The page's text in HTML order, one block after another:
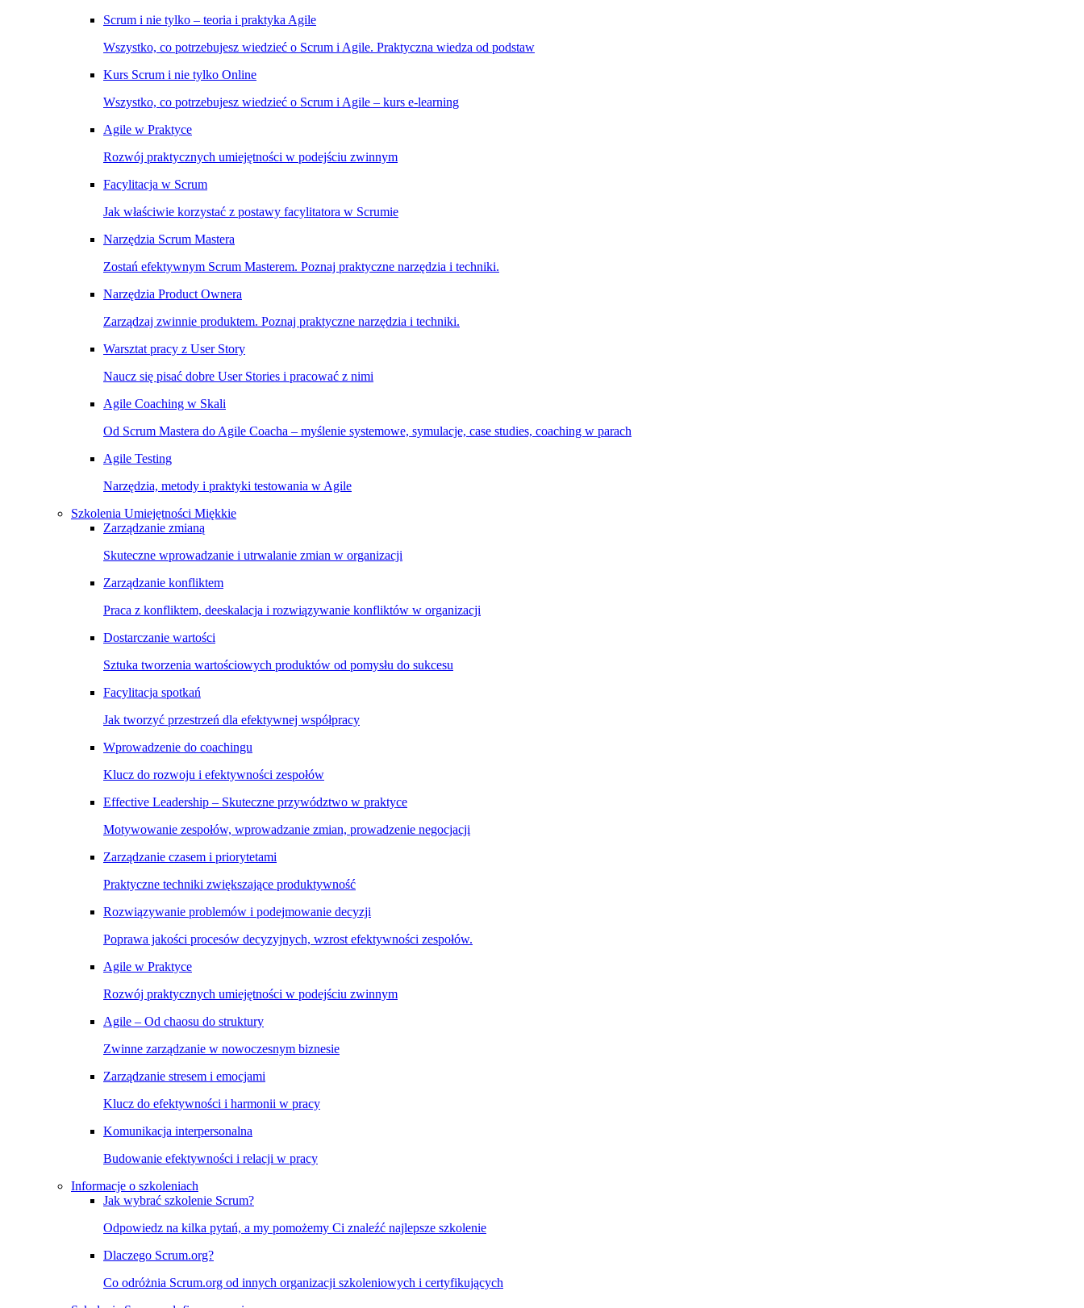
Scrum i nie tylko – teoria i praktyka Agile
Wszystko, co potrzebujesz wiedzieć o Scrum i Agile. Praktyczna wiedza od podstaw
Kurs Scrum i nie tylko Online
Wszystko, co potrzebujesz wiedzieć o Scrum i Agile – kurs e-learning
Agile w Praktyce
Rozwój praktycznych umiejętności w podejściu zwinnym
Facylitacja w Scrum
Jak właściwie korzystać z postawy facylitatora w Scrumie
Narzędzia Scrum Mastera
Zostań efektywnym Scrum Masterem. Poznaj praktyczne narzędzia i techniki.
Narzędzia Product Ownera
Zarządzaj zwinnie produktem. Poznaj praktyczne narzędzia i techniki.
Warsztat pracy z User Story
Naucz się pisać dobre User Stories i pracować z nimi
Agile Coaching w Skali
Od Scrum Mastera do Agile Coacha – myślenie systemowe, symulacje, case studies, coaching w parach
Agile Testing
Narzędzia, metody i praktyki testowania w Agile
Szkolenia Umiejętności Miękkie
Zarządzanie zmianą
Skuteczne wprowadzanie i utrwalanie zmian w organizacji
Zarządzanie konfliktem
Praca z konfliktem, deeskalacja i rozwiązywanie konfliktów w organizacji
Dostarczanie wartości
Sztuka tworzenia wartościowych produktów od pomysłu do sukcesu
Facylitacja spotkań
Jak tworzyć przestrzeń dla efektywnej współpracy
Wprowadzenie do coachingu
Klucz do rozwoju i efektywności zespołów
Effective Leadership – Skuteczne przywództwo w praktyce
Motywowanie zespołów, wprowadzanie zmian, prowadzenie negocjacji
Zarządzanie czasem i priorytetami
Praktyczne techniki zwiększające produktywność
Rozwiązywanie problemów i podejmowanie decyzji
Poprawa jakości procesów decyzyjnych, wzrost efektywności zespołów.
Agile w Praktyce
Rozwój praktycznych umiejętności w podejściu zwinnym
Agile – Od chaosu do struktury
Zwinne zarządzanie w nowoczesnym biznesie
Zarządzanie stresem i emocjami
Klucz do efektywności i harmonii w pracy
Komunikacja interpersonalna
Budowanie efektywności i relacji w pracy
Informacje o szkoleniach
Jak wybrać szkolenie Scrum?
Odpowiedz na kilka pytań, a my pomożemy Ci znaleźć najlepsze szkolenie
Dlaczego Scrum.org?
Co odróżnia Scrum.org od innych organizacji szkoleniowych i certyfikujących